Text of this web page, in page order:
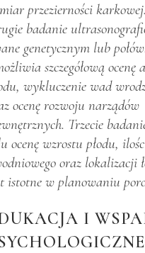
przezierności karkowej.
badanie
genetycznym lub
szczegółową ocenę
wykluczenie wad
ocenę rozwoju narządów
Trzecie
ocenę wzrostu płodu,
oraz lokalizacji
istotne w planowaniu
I